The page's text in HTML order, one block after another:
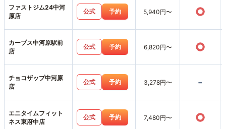
ファストジム24中河
原店
公式 予約 5,940円〜 ○
カーブス中河原駅前
店
公式 予約 6,820円〜 ○
チョコザップ中河原
店
公式 予約 3,278円〜 -
エニタイムフィット
ネス東府中店
公式 予約 7,480円〜 ○